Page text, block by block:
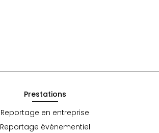
Prestations
Reportage en entreprise
Reportage événementiel